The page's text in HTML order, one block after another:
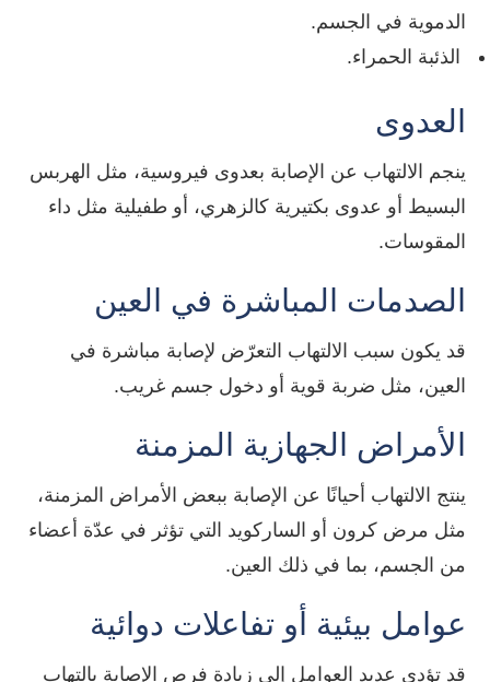
الدموية في الجسم.
الذئبة الحمراء.
العدوى
ينجم الالتهاب عن الإصابة بعدوى فيروسية، مثل الهربس
البسيط أو عدوى بكتيرية كالزهري، أو طفيلية مثل داء
المقوسات.
الصدمات المباشرة في العين
قد يكون سبب الالتهاب التعرّض لإصابة مباشرة في
العين، مثل ضربة قوية أو دخول جسم غريب.
الأمراض الجهازية المزمنة
ينتج الالتهاب أحيانًا عن الإصابة ببعض الأمراض المزمنة،
مثل مرض كرون أو الساركويد التي تؤثر في عدّة أعضاء
من الجسم، بما في ذلك العين.
عوامل بيئية أو تفاعلات دوائية
قد تؤدي عديد العوامل إلى زيادة فرص الإصابة بالتهاب